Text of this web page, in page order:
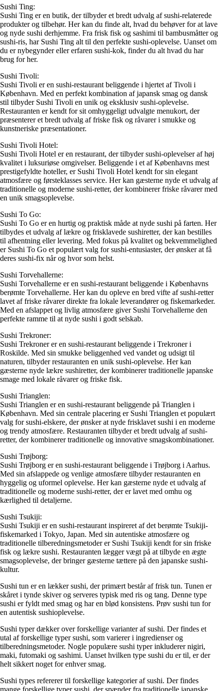
Sushi Ting:
Sushi Ting er en butik, der tilbyder et bredt udvalg af sushi-relaterede
produkter og tilbehør. Her kan du finde alt, hvad du behøver for at lave
og nyde sushi derhjemme. Fra frisk fisk og sashimi til bambusmåtter og
sushi-ris, har Sushi Ting alt til den perfekte sushi-oplevelse. Uanset om
du er nybegynder eller erfaren sushi-kok, finder du alt hvad du har
brug for her.
Sushi Tivoli:
Sushi Tivoli er en sushi-restaurant beliggende i hjertet af Tivoli i
København. Med en perfekt kombination af japansk smag og dansk
stil tilbyder Sushi Tivoli en unik og eksklusiv sushi-oplevelse.
Restauranten er kendt for sit omhyggeligt udvalgte menukort, der
præsenterer et bredt udvalg af friske fisk og råvarer i smukke og
kunstneriske præsentationer.
Sushi Tivoli Hotel:
Sushi Tivoli Hotel er en restaurant, der tilbyder sushi-oplevelser af høj
kvalitet i luksuriøse omgivelser. Beliggende i et af Københavns mest
prestigefyldte hoteller, er Sushi Tivoli Hotel kendt for sin elegant
atmosfære og førsteklasses service. Her kan gæsterne nyde et udvalg af
traditionelle og moderne sushi-retter, der kombinerer friske råvarer med
en unik smagsoplevelse.
Sushi To Go:
Sushi To Go er en hurtig og praktisk måde at nyde sushi på farten. Her
tilbydes et udvalg af lækre og frisklavede sushiretter, der kan bestilles
til afhentning eller levering. Med fokus på kvalitet og bekvemmelighed
er Sushi To Go et populært valg for sushi-entusiaster, der ønsker at få
deres sushi-fix når og hvor som helst.
Sushi Torvehallerne:
Sushi Torvehallerne er en sushi-restaurant beliggende i Københavns
berømte Torvehallerne. Her kan du opleve en bred vifte af sushi-retter
lavet af friske råvarer direkte fra lokale leverandører og fiskemarkeder.
Med en afslappet og livlig atmosfære giver Sushi Torvehallerne den
perfekte ramme til at nyde sushi i godt selskab.
Sushi Trekroner:
Sushi Trekroner er en sushi-restaurant beliggende i Trekroner i
Roskilde. Med sin smukke beliggenhed ved vandet og udsigt til
naturen, tilbyder restauranten en unik sushi-oplevelse. Her kan
gæsterne nyde lækre sushiretter, der kombinerer traditionelle japanske
smage med lokale råvarer og friske fisk.
Sushi Trianglen:
Sushi Trianglen er en sushi-restaurant beliggende på Trianglen i
København. Med sin centrale placering er Sushi Trianglen et populært
valg for sushi-elskere, der ønsker at nyde frisklavet sushi i en moderne
og trendy atmosfære. Restauranten tilbyder et bredt udvalg af sushi-
retter, der kombinerer traditionelle og innovative smagskombinationer.
Sushi Trøjborg:
Sushi Trøjborg er en sushi-restaurant beliggende i Trøjborg i Aarhus.
Med sin afslappede og venlige atmosfære tilbyder restauranten en
hyggelig og uformel oplevelse. Her kan gæsterne nyde et udvalg af
traditionelle og moderne sushi-retter, der er lavet med omhu og
kærlighed til detaljerne.
Sushi Tsukiji:
Sushi Tsukiji er en sushi-restaurant inspireret af det berømte Tsukiji-
fiskemarked i Tokyo, Japan. Med sin autentiske atmosfære og
traditionelle tilberedningsmetoder er Sushi Tsukiji kendt for sin friske
fisk og lækre sushi. Restauranten lægger vægt på at tilbyde en ægte
smagsoplevelse, der bringer gæsterne tættere på den japanske sushi-
kultur.
Sushi tun er en lækker sushi, der primært består af frisk tun. Tunen er
skåret i tynde skiver og serveres typisk med ris og tang. Denne type
sushi er fyldt med smag og har en blød konsistens. Prøv sushi tun for
en autentisk sushioplevelse.
Sushi typer dækker over forskellige varianter af sushi. Der findes et
utal af forskellige typer sushi, som varierer i ingredienser og
tilberedningsmetoder. Nogle populære sushi typer inkluderer nigiri,
maki, futomaki og sashimi. Uanset hvilken type sushi du er til, er der
helt sikkert noget for enhver smag.
Sushi types refererer til forskellige kategorier af sushi. Der findes
mange forskellige typer sushi, der spænder fra traditionelle japanske